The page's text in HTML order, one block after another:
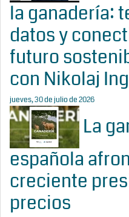
la ganadería:
datos y
futuro
con Nikolaj
jueves, 30 de julio de 2026
La
española
creciente
precios